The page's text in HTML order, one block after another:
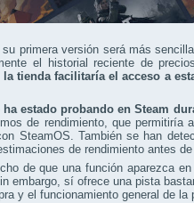
primera versión será más
el historial reciente de
tienda facilitaría el acceso a
estado probando en Steam
de rendimiento, que permitiría
SteamOS. También se han
de rendimiento antes de
de que una función aparezca
embargo, sí ofrece una pista
y el funcionamiento general de la